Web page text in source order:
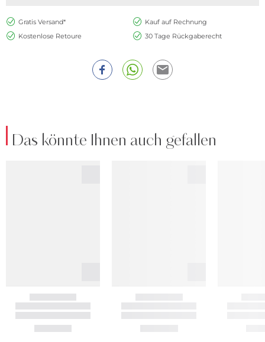
Gratis Versand*
Kauf auf Rechnung
Kostenlose Retoure
30 Tage Rückgaberecht
Das könnte Ihnen auch gefallen